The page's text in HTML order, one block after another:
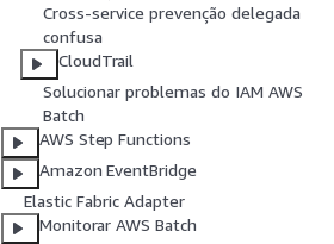
Cross-service prevenção delegada
confusa
CloudTrail
Solucionar problemas do IAM AWS
Batch
AWS Step Functions
Amazon EventBridge
Elastic Fabric Adapter
Monitorar AWS Batch